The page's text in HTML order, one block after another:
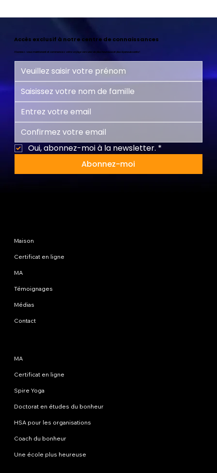
Accès exclusif à notre centre de connaissances
Abonnez-vous maintenant et commencez votre voyage vers une vie plus heureuse et plus épanouissante !
Oui, abonnez-moi à la newsletter. *
Abonnez-moi
Maison
Certificat en ligne
MA
Témoignages
Médias
Contact
MA
Certificat en ligne
Spire Yoga
Doctorat en études du bonheur
HSA pour les organisations
Coach du bonheur
Une école plus heureuse